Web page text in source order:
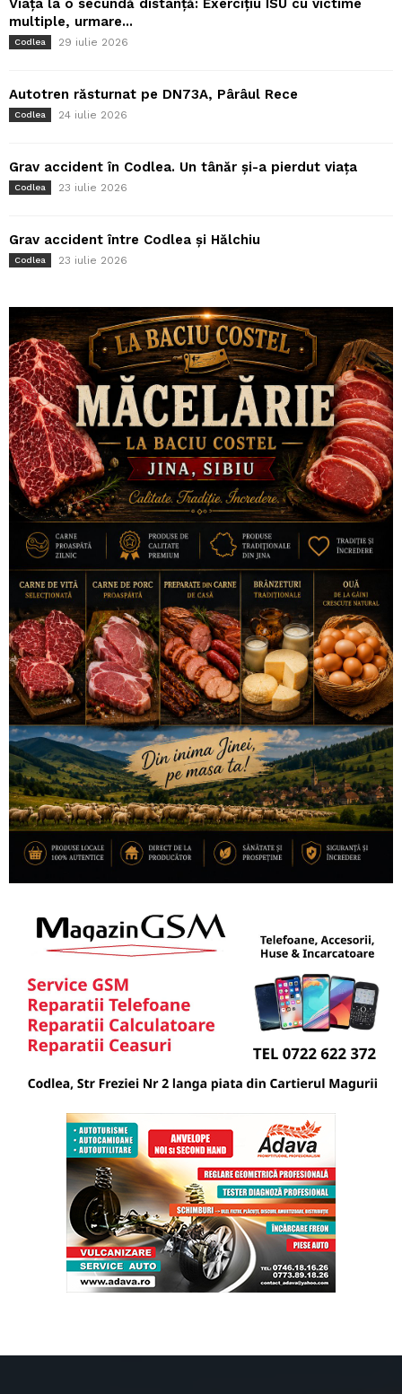
multiple, urmare...
Codlea 29 iulie 2026
Autotren răsturnat pe DN73A, Pârâul Rece
Codlea 24 iulie 2026
Grav accident în Codlea. Un tânăr și-a pierdut viața
Codlea 23 iulie 2026
Grav accident între Codlea și Hălchiu
Codlea 23 iulie 2026